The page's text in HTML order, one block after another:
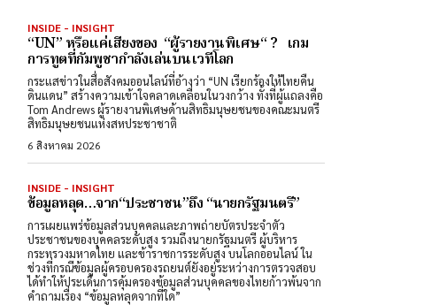
INSIDE - INSIGHT
“UN” หรือแค่เสียงของ “ผู้รายงานพิเศษ“ ? เกม
การทูตที่กัมพูชากำลังเล่นบนเวทีโลก
กระแสข่าวในสื่อสังคมออนไลน์ที่อ้างว่า “UN เรียกร้องให้ไทยคืน
ดินแดน” สร้างความเข้าใจคลาดเคลื่อนในวงกว้าง ทั้งที่ผู้แถลงคือ
Tom Andrews ผู้รายงานพิเศษด้านสิทธิมนุษยชนของคณะมนตรี
สิทธิมนุษยชนแห่งสหประชาชาติ
6 สิงหาคม 2026
INSIDE - INSIGHT
ข้อมูลหลุด…จาก“ประชาชน”ถึง “นายกรัฐมนตรี”
การเผยแพร่ข้อมูลส่วนบุคคลและภาพถ่ายบัตรประจำตัว
ประชาชนของบุคคลระดับสูง รวมถึงนายกรัฐมนตรี ผู้บริหาร
กระทรวงมหาดไทย และข้าราชการระดับสูง บนโลกออนไลน์ ใน
ช่วงที่กรณีข้อมูลผู้ครอบครองรถยนต์ยังอยู่ระหว่างการตรวจสอบ
ได้ทำให้ประเด็นการคุ้มครองข้อมูลส่วนบุคคลของไทยก้าวพ้นจาก
คำถามเรื่อง “ข้อมูลหลุดจากที่ใด”